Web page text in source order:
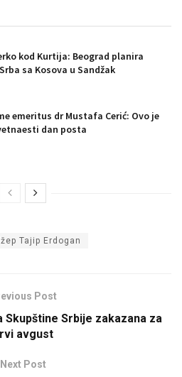
kod Kurtija: Beograd planira
sa Kosova u Sandžak
emeritus dr Mustafa Cerić: Ovo je
dan posta
Tajip Erdogan
Post
Skupštine Srbije zakazana za
avgust
Next Post